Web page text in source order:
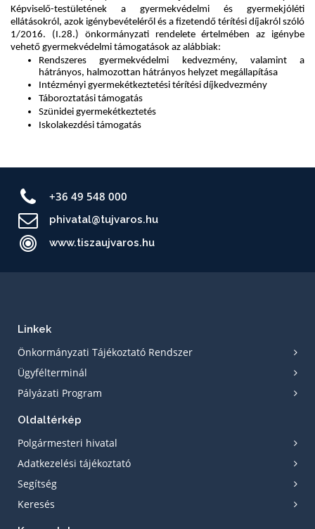
+36 49 548 000
phivatal@tujvaros.hu
www.tiszaujvaros.hu
Linkek
Önkormányzati Tájékoztató Rendszer
Ügyfélterminál
Pályázati Program
Oldaltérkép
Polgármesteri hivatal
Adatkezelési tájékoztató
Segítség
Keresés